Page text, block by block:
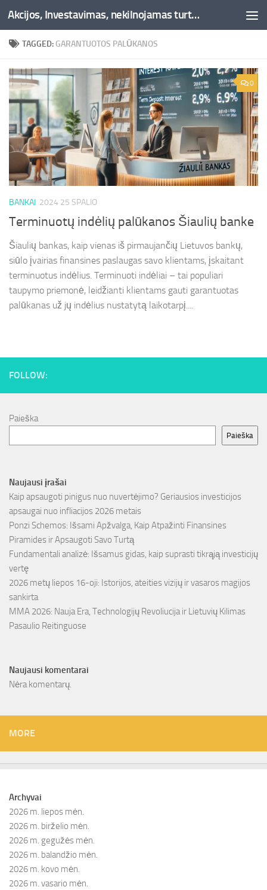
Skip to content Akcijos, Investavimas, nekilnojamas turtas, kriptovaliutos - Besociai.lt
TAGGED: GARANTUOTOS PALŪKANOS
0
BANKAI 2024 25 SPALIO
Terminuotų indėlių palūkanos Šiaulių banke
Šiaulių bankas, kaip vienas iš pirmaujančių Lietuvos bankų,
siūlo įvairias finansines paslaugas savo klientams, įskaitant
terminuotus indėlius. Terminuoti indėliai – tai populiari
taupymo priemonė, leidžianti klientams gauti garantuotas
palūkanas už jų indėlius nustatytą laikotarpį....
FOLLOW:
Paieška
Paieška
Naujausi įrašai
Kaip apsaugoti pinigus nuo nuvertėjimo? Geriausios investicijos
apsaugai nuo infliacijos 2026 metais
Ponzi Schemos: Išsami Apžvalga, Kaip Atpažinti Finansines
Piramides ir Apsaugoti Savo Turtą
Fundamentali analizė: Išsamus gidas, kaip suprasti tikrąją investicijų
vertę
2026 metų liepos 16-oji: Istorijos, ateities vizijų ir vasaros magijos
sankirta
MMA 2026: Nauja Era, Technologijų Revoliucija ir Lietuvių Kilimas
Pasaulio Reitinguose
Naujausi komentarai
Nėra komentarų.
MORE
Archyvai
2026 m. liepos mėn.
2026 m. birželio mėn.
2026 m. gegužės mėn.
2026 m. balandžio mėn.
2026 m. kovo mėn.
2026 m. vasario mėn.